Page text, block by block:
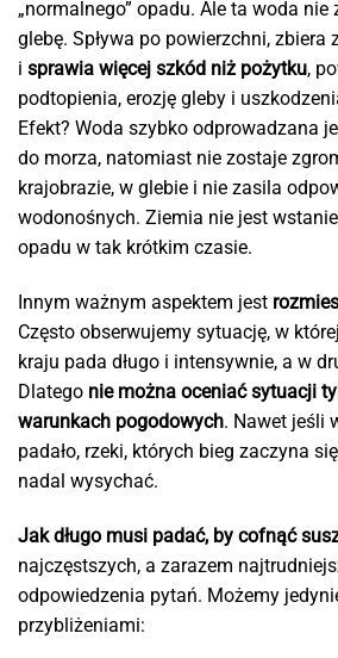
„normalnego” opadu. Ale ta woda
glebę. Spływa po powierzchni, zbiera
i sprawia więcej szkód niż pożytku,
podtopienia, erozję gleby i
Efekt? Woda szybko odprowadzana
do morza, natomiast nie zostaje
krajobrazie, w glebie i nie zasila
wodonośnych. Ziemia nie jest
opadu w tak krótkim czasie.
Innym ważnym aspektem jest
Często obserwujemy sytuację, w
kraju pada długo i intensywnie, a w
Dlatego nie można oceniać sytuacji
warunkach pogodowych. Nawet jeśli
padało, rzeki, których bieg zaczyna
nadal wysychać.
Jak długo musi padać, by cofnąć
najczęstszych, a zarazem
odpowiedzenia pytań. Możemy
przybliżeniami: